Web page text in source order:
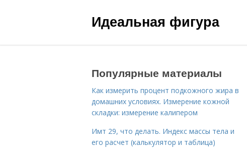
Идеальная фигура
Популярные материалы
Как измерить процент подкожного жира в
домашних условиях. Измерение кожной
складки: измерение калипером
Имт 29, что делать. Индекс массы тела и
его расчет (калькулятор и таблица)